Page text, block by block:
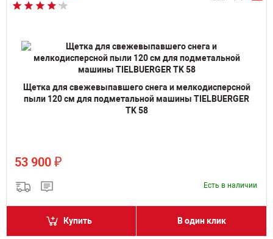
Щетка для свежевыпавшего снега и мелкодисперсной
пыли 120 см для подметальной машины TIELBUERGER
TK 58
53 900 ₽
Есть в наличии
Купить В один клик